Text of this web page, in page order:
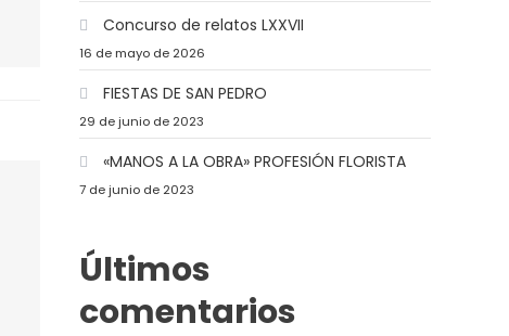
Concurso de relatos LXXVII
16 de mayo de 2026
FIESTAS DE SAN PEDRO
29 de junio de 2023
«MANOS A LA OBRA» PROFESIÓN FLORISTA
7 de junio de 2023
Últimos
comentarios